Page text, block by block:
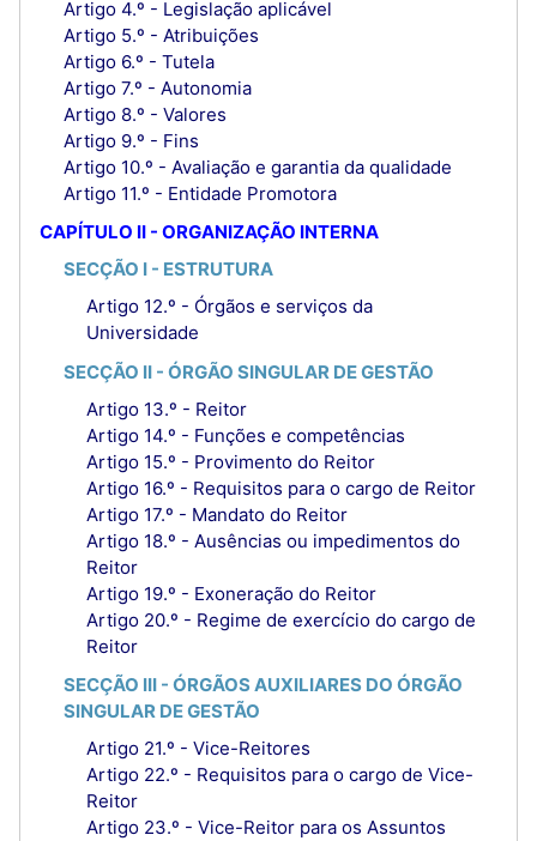
Artigo 4.º - Legislação aplicável
Artigo 5.º - Atribuições
Artigo 6.º - Tutela
Artigo 7.º - Autonomia
Artigo 8.º - Valores
Artigo 9.º - Fins
Artigo 10.º - Avaliação e garantia da qualidade
Artigo 11.º - Entidade Promotora
CAPÍTULO II - ORGANIZAÇÃO INTERNA
SECÇÃO I - ESTRUTURA
Artigo 12.º - Órgãos e serviços da
Universidade
SECÇÃO II - ÓRGÃO SINGULAR DE GESTÃO
Artigo 13.º - Reitor
Artigo 14.º - Funções e competências
Artigo 15.º - Provimento do Reitor
Artigo 16.º - Requisitos para o cargo de Reitor
Artigo 17.º - Mandato do Reitor
Artigo 18.º - Ausências ou impedimentos do
Reitor
Artigo 19.º - Exoneração do Reitor
Artigo 20.º - Regime de exercício do cargo de
Reitor
SECÇÃO III - ÓRGÃOS AUXILIARES DO ÓRGÃO
SINGULAR DE GESTÃO
Artigo 21.º - Vice-Reitores
Artigo 22.º - Requisitos para o cargo de Vice-
Reitor
Artigo 23.º - Vice-Reitor para os Assuntos